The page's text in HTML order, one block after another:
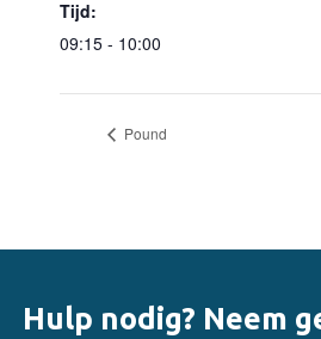
Tijd:
09:15 - 10:00
Pound
Hulp nodig? Neem